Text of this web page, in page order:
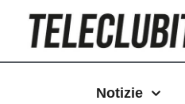
contenuto
Notizie